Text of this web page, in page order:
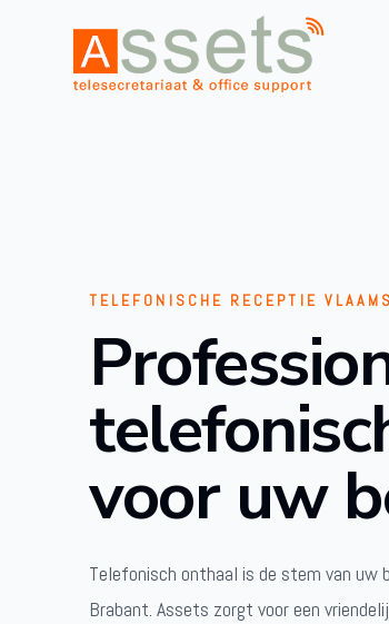
TELEFONISCHE RECEPTIE
voor uw
Telefonisch onthaal is de stem van
Brabant. Assets zorgt voor een